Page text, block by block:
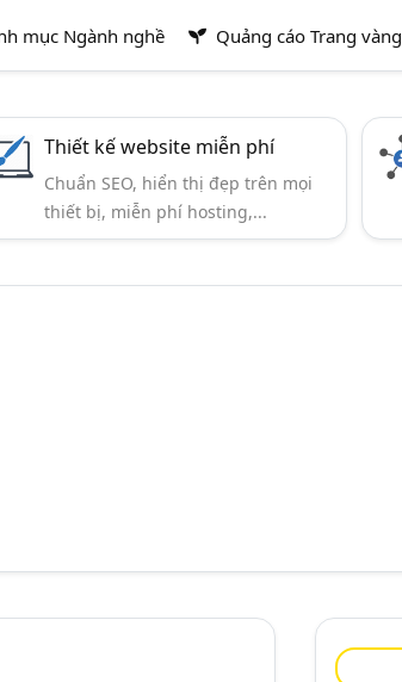
mục Ngành nghề Quảng cáo Trang vàng
Thiết kế website miễn phí
Chuẩn SEO, hiển thị đẹp trên mọi
thiết bị, miễn phí hosting,...